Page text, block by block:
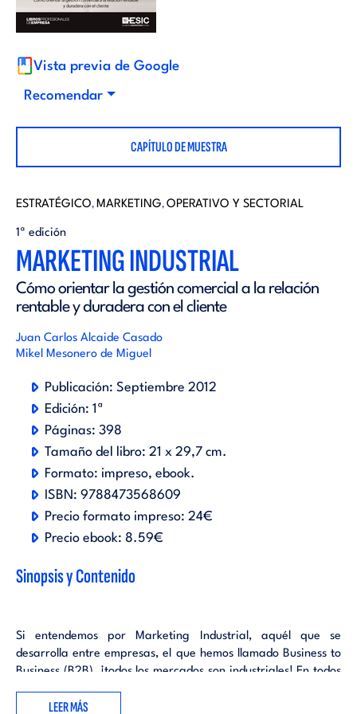
d
t
o
r
i
a
l
a
Vista previa de Google
Recomendar
CAPÍTULO DE MUESTRA
ESTRATÉGICO, MARKETING, OPERATIVO Y SECTORIAL
1ª edición
MARKETING INDUSTRIAL
Cómo orientar la gestión comercial a la relación
rentable y duradera con el cliente
Juan Carlos Alcaide Casado
Mikel Mesonero de Miguel
Publicación: Septiembre 2012
Edición: 1ª
Páginas: 398
Tamaño del libro: 21 x 29,7 cm.
Formato: impreso ebook.
ISBN: 9788473568609
Precio formato impreso: 24€
Precio ebook: 8.59€
Sinopsis y Contenido
Si entendemos por Marketing Industrial, aquél que se
desarrolla entre empresas, el que hemos llamado Business to
Business (B2B), ¡todos los mercados son industriales! En todos
los mercados hay compra de materias primas, servicios
implicados en la producción, gestión de proveedores y
LEER MÁS